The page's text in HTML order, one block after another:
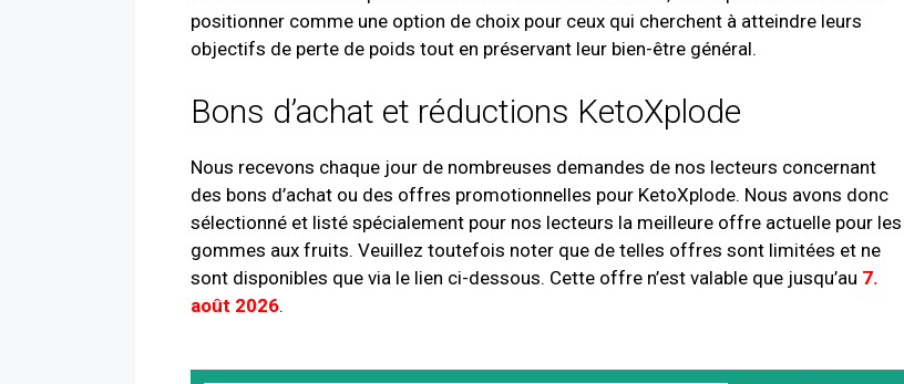
positionner comme une option de choix pour ceux qui cherchent à atteindre leurs
objectifs de perte de poids tout en préservant leur bien-être général.
Bons d’achat et réductions KetoXplode
Nous recevons chaque jour de nombreuses demandes de nos lecteurs concernant
des bons d’achat ou des offres promotionnelles pour KetoXplode. Nous avons donc
sélectionné et listé spécialement pour nos lecteurs la meilleure offre actuelle pour les
gommes aux fruits. Veuillez toutefois noter que de telles offres sont limitées et ne
sont disponibles que via le lien ci-dessous. Cette offre n’est valable que jusqu’au 7.
août 2026.